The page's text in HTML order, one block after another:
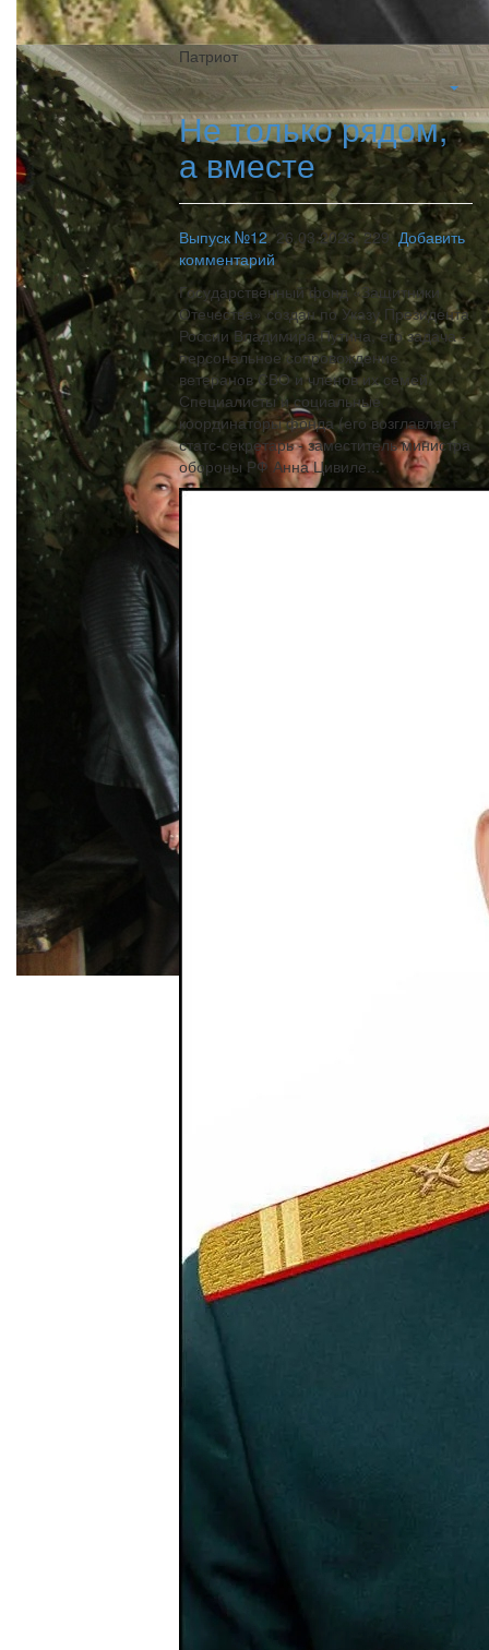
Патриот
Не только рядом,
а вместе
Выпуск №12, 26.03.2026, 229, Добавить
комментарий
Государственный фонд «Защитники
Отечества» создан по Указу Президента
России Владимира Путина, его задача -
персональное сопровождение
ветеранов СВО и членов их семей.
Специалисты и социальные
координаторы фонда (его возглавляет
статс-секретарь - заместитель министра
обороны РФ Анна Цивиле...